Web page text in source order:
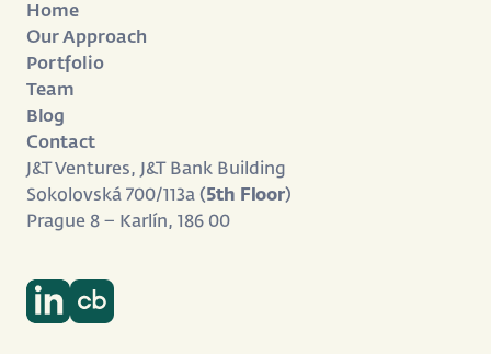
Home
Our Approach
Portfolio
Team
Blog
Contact
J&T Ventures, J&T Bank Building
Sokolovská 700/113a (5th Floor)
Prague 8 – Karlín, 186 00